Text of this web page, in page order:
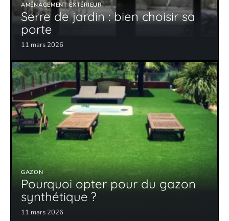
AMÉNAGEMENT EXTÉRIEUR
Serre de jardin : bien choisir sa
porte
11 mars 2026
GAZON
Pourquoi opter pour du gazon
synthétique ?
11 mars 2026